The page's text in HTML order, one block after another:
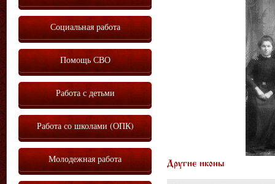
Другие иконы
Социальная работа
Помощь СВО
Работа с детьми
Работа со школами (ОПК)
Молодежная работа